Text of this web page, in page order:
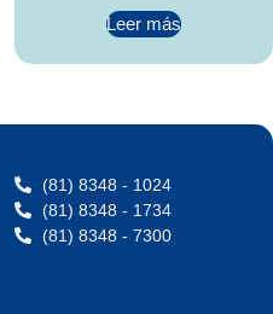
Leer más
(81) 8348 - 1024
(81) 8348 - 1734
(81) 8348 - 7300